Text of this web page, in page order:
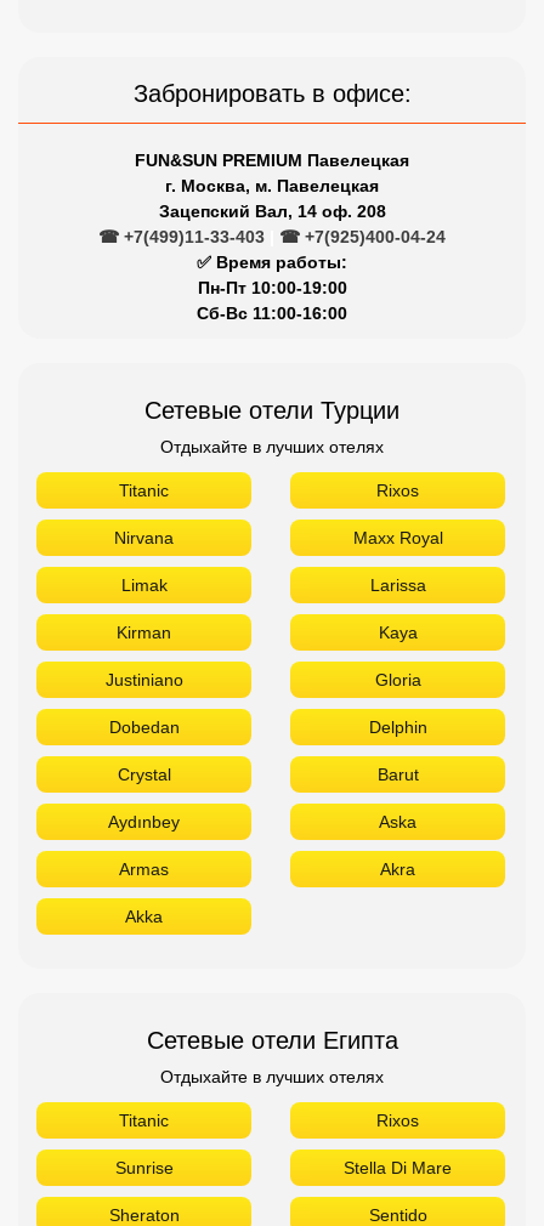
Забронировать в офисе:
FUN&SUN PREMIUM Павелецкая
г. Москва, м. Павелецкая
Зацепский Вал, 14 оф. 208
☎ +7(499)11-33-403
☎ +7(925)400-04-24
✅ Время работы:
Пн-Пт 10:00-19:00
Сб-Вс 11:00-16:00
Сетевые отели Турции
Отдыхайте в лучших отелях
Titanic Rixos
Nirvana Maxx Royal
Limak Larissa
Kirman Kaya
Justiniano Gloria
Dobedan Delphin
Crystal Barut
Aydınbey Aska
Armas Akra
Akka
Сетевые отели Египта
Отдыхайте в лучших отелях
Titanic Rixos
Sunrise Stella Di Mare
Sheraton Sentido